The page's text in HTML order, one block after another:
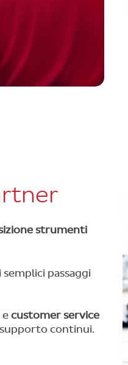
strumenti
passaggi
customer service
continui.